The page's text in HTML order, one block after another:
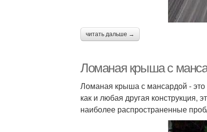
читать дальше →
Ломаная крыша с
Ломаная крыша с мансардой - это
как и любая другая конструкция,
наиболее распространенные